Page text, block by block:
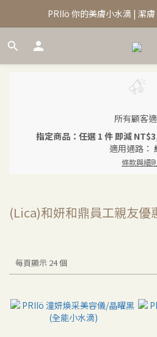
PRIIö 你的美膚小水滴 | 潔
所有顧客
指定商品：任選 1 件 即減
適用通路：
條款與細則
(Lica)和妍和鼎員工親友優
每頁顯示 24 個